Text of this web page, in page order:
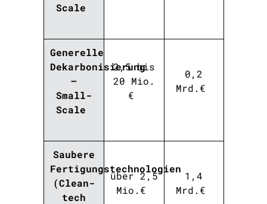
Scale
Generelle
Dekarbonisierung
–
Small-
Scale
2,5bis
20 Mio.
€
0,2
Mrd.€
Saubere
Fertigungstechnologien
(Clean-
tech
über2,5
Mio.€
1,4
Mrd.€